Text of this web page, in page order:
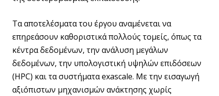
Τα αποτελέσματα του έργου αναμένεται να
επηρεάσουν καθοριστικά πολλούς τομείς, όπως τα
κέντρα δεδομένων, την ανάλυση μεγάλων
δεδομένων, την υπολογιστική υψηλών επιδόσεων
(HPC) και τα συστήματα exascale. Με την εισαγωγή
αξιόπιστων μηχανισμών ανάκτησης χωρίς